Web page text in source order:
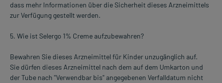
dass mehr Informationen über die Sicherheit dieses Arzneimittels
zur Verfügung gestellt werden.
5. Wie ist Selergo 1% Creme aufzubewahren?
Bewahren Sie dieses Arzneimittel für Kinder unzugänglich auf.
Sie dürfen dieses Arzneimittel nach dem auf dem Umkarton und
der Tube nach "Verwendbar bis" angegebenen Verfalldatum nicht